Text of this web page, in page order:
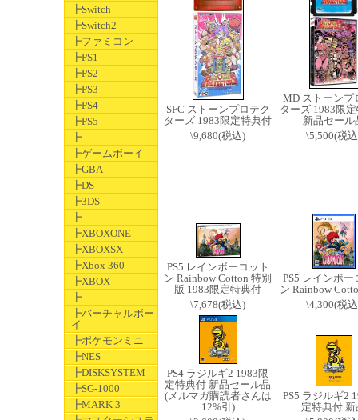
┣Switch
┣Switch2
┣ファミコン
┣PS1
┣PS2
┣PS3
┣PS4
┣PS5
┣
┣ゲームボーイ
┣GBA
┣DS
┣3DS
┣
┣XBOXONE
┣XBOXSX
┣Xbox 360
┣XBOX
┣
┣バーチャルボー
イ
┣ポケモンミニ
┣NES
┣DISKSYSTEM
┣SG-1000
┣MARK 3
SFC ストーンプロテク
ターズ 1983限定特典付
\9,680(税込)
MD ストーンプ
ターズ 1983限
新品セール
\5,500(税
PS5 レインボーコット
ン Rainbow Cotton 特別
版 1983限定特典付
\7,678(税込)
PS5 レインボー
ン Rainbow
\4,300(税
PS4 ラジルギ2 1983限
定特典付 新品セール品
(メルマガ購読者さんは
12%引)
PS5 ラジルギ2
定特典付 新